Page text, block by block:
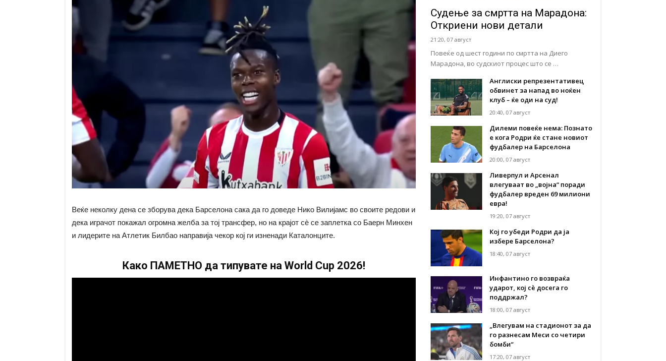
Веќе неколку дена се зборува дека Барселона сака да го доведе Нико Вилијамс во своите редови и
дека играчот покажал огромна желба за тој трансфер, но на крајот сè се заплетка со Баерн Минхен
и лидерите на Атлетик Билбао направија чекор кој ги изненади Каталонците.
Како ПАМЕТНО да типувате на World Cup 2026!
Судење за смртта на Марадона:
Откриени нови детали
21:20, 07 август
Повеќе од шест години по смртта на Диего
Марадона, во судскиот процес што се …
Англиски репрезентативец
обвинет за напад во ноќен
клуб – ќе оди на суд!
20:40, 07 август
Дилеми повеќе нема: Познато
е кога Родри ќе стане новиот
фудбалер на Барселона
20:00, 07 август
Ливерпул и Арсенал
влегуваат во „војна“ поради
фудбалер вреден 69 милиони
евра!
19:20, 07 август
Кој го убеди Родри да ја
избере Барселона?
18:40, 07 август
Инфантино го возвраќа
ударот, кој сè досега го
поддржал?
18:00, 07 август
„Влегувам на стадионот за да
го разнесам Меси со четири
бомби“
17:20, 07 август